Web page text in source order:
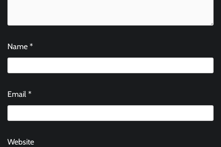
Name *
Email *
Website